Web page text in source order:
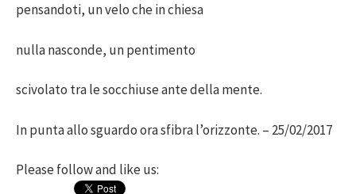
pensandoti, un velo che in chiesa
nulla nasconde, un pentimento
scivolato tra le socchiuse ante della mente.
In punta allo sguardo ora sfibra l’orizzonte. – 25/02/2017
Please follow and like us: